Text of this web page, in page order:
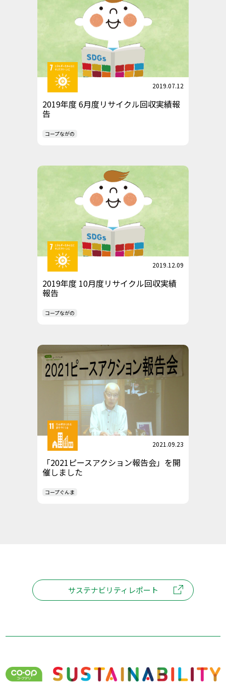
2019.07.12
2019年度 6月度リサイクル回収実績報
告
コープながの
2019.12.09
2019年度 10月度リサイクル回収実績
報告
コープながの
2021.09.23
「2021ピースアクション報告会」を開
催しました
コープぐんま
サステナビリティレポート